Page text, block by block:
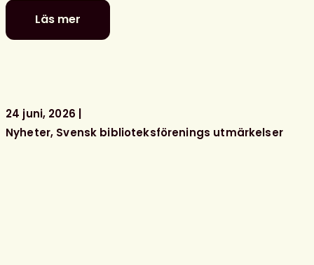
Läs mer
Glad
sommar
24 juni, 2026
Nyheter Svensk biblioteksförenings utmärkelser